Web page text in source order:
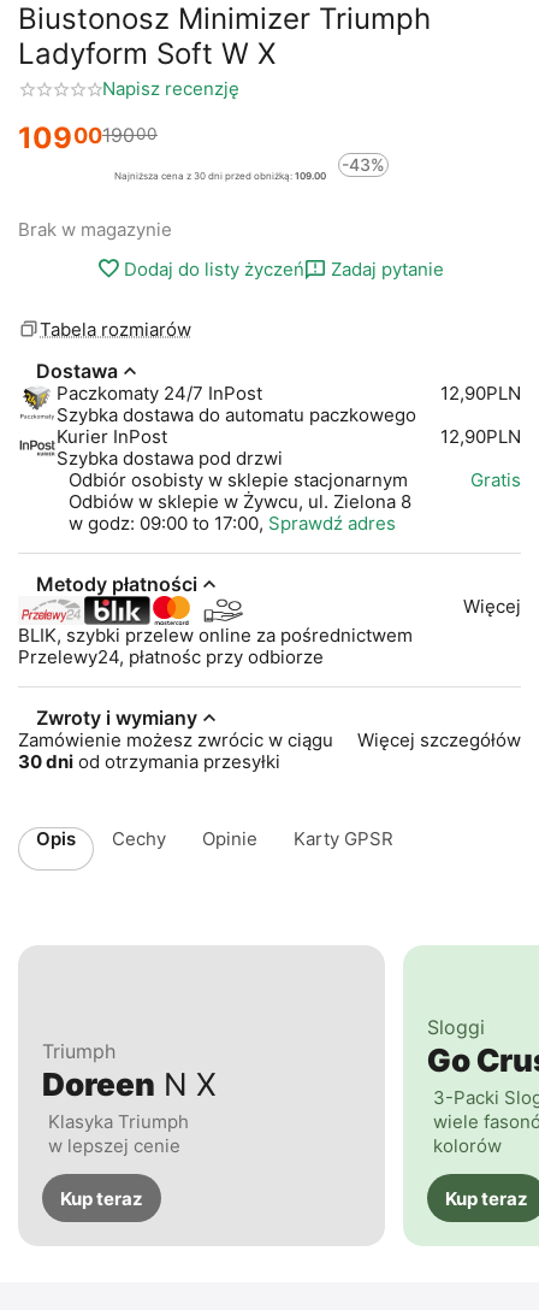
Biustonosz Minimizer Triumph
Ladyform Soft W X
Napisz recenzję
1090019000
Najniższa cena z 30 dni przed obniżką: 109.00
-43%
Brak w magazynie
Dodaj do listy życzeń
Zadaj pytanie
Tabela rozmiarów
Dostawa
Paczkomaty 24/7 InPost
Szybka dostawa do automatu paczkowego
12,90PLN
Kurier InPost
Szybka dostawa pod drzwi
12,90PLN
Odbiór osobisty w sklepie stacjonarnym
Odbiów w sklepie w Żywcu, ul. Zielona 8
w godz: 09:00 to 17:00, Sprawdź adres
Gratis
Metody płatności
BLIK, szybki przelew online za pośrednictwem
Przelewy24, płatnośc przy odbiorze
Więcej
Zwroty i wymiany
Zamówienie możesz zwrócic w ciągu
30 dni od otrzymania przesyłki
Więcej szczegółów
Opis Cechy Opinie Karty GPSR
Triumph
Doreen N X
Klasyka Triumph
w lepszej cenie
Kup teraz
Sloggi
Go
3-Packi
wiele
kolorów
Kup teraz